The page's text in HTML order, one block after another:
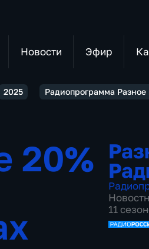
Новости Эфир
2025 Радиопрограмма Разное
20%
11